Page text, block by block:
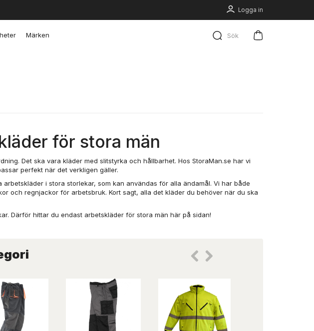
Logga in
Sök
Märken
för stora män
Det ska vara kläder med slitstyrka och hållbarhet. Hos StoraMan.se har vi
perfekt när det verkligen gäller.
i stora storlekar, som kan användas för alla ändamål. Vi har både
och regnjackor för arbetsbruk. Kort sagt, alla det kläder du behöver när du ska
Därför hittar du endast arbetskläder för stora män här på sidan!